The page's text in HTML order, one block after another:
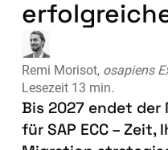
Remi Morisot, osapiens
Lesezeit 13 min.
Bis 2027 endet
für SAP ECC – Zeit,